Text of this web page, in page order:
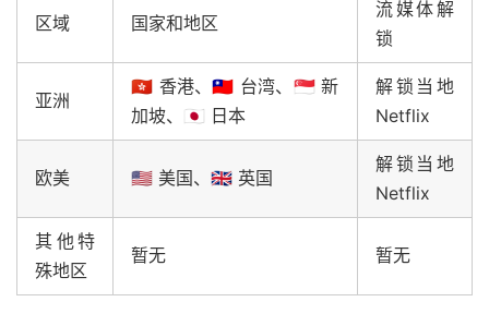
区域 国家和地区
流媒体解
锁
亚洲
🇭🇰 香港、🇹🇼 台湾、🇸🇬 新
加坡、🇯🇵 日本
解锁当地
Netflix
欧美 🇺🇸 美国、🇬🇧 英国
解锁当地
Netflix
其他特
殊地区
暂无 暂无